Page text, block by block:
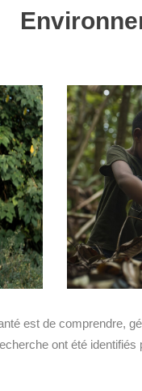
est de comprendre,
ont été